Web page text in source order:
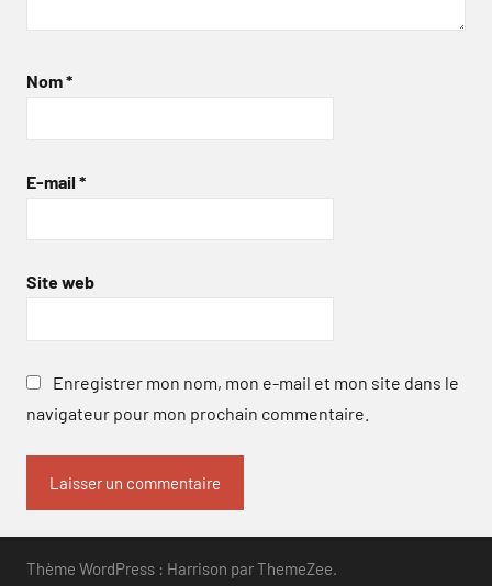
Nom*
E-mail *
Site web
Enregistrer mon nom, mon e-mail et mon site dans le
navigateur pour mon prochain commentaire.
Thème WordPress : Harrison par ThemeZee.